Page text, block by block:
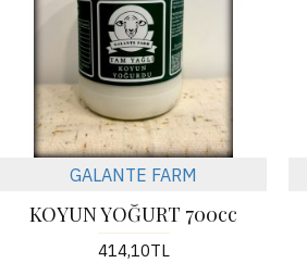
GALANTE FARM
KOYUN YOĞURT 700cc
414,10TL